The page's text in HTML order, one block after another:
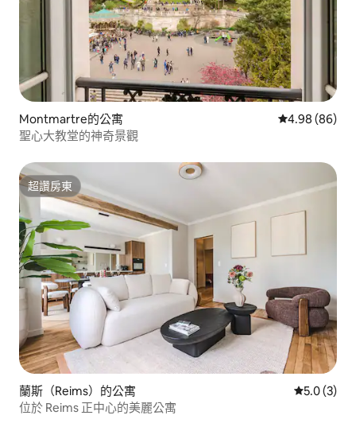
Montmartre的公寓 從 86 則評價
4.98 (86)
聖心大教堂的神奇景觀
超讚房東
超讚房東
蘭斯（Reims）的公寓 從 3 則評
5.0 (3)
位於 Reims 正中心的美麗公寓